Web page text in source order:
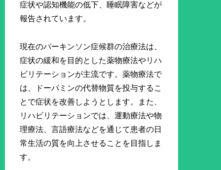
症状や認知機能の低下、睡眠障害などが
報告されています。
現在のパーキンソン症候群の治療法は、
症状の緩和を目的とした薬物療法やリハ
ビリテーションが主流です。薬物療法で
は、ドーパミンの代替物質を投与するこ
とで症状を改善しようとします。また、
リハビリテーションでは、運動療法や物
理療法、言語療法などを通じて患者の日
常生活の質を向上させることを目指しま
す。